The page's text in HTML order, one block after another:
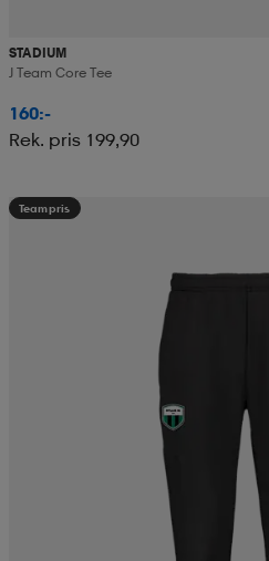
STADIUM
J Team Core Tee
160:-
Rek. pris 199,90
Teampris